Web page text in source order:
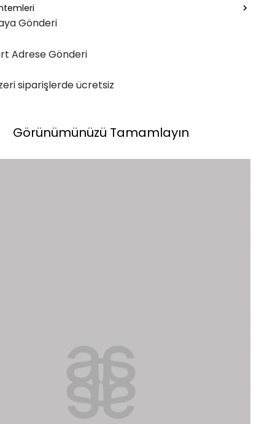
Gönderi
Adrese Gönderi
siparişlerde ücretsiz
Görünümünüzü Tamamlayın